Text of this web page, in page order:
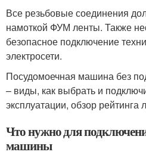
Все резьбовые соединения
намоткой ФУМ ленты. Также
безопасное подключение
электросети.
Посудомоечная машина без
– виды, как выбрать и
эксплуатации, обзор рейтинга
Что нужно для
машины